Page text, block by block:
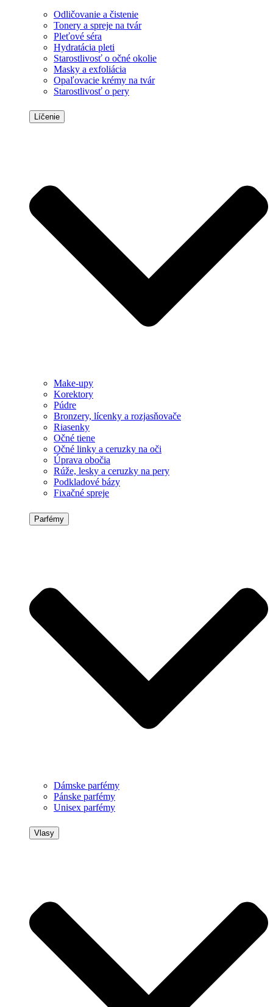
Odličovanie a čistenie
Tonery a spreje na tvár
Pleťové séra
Hydratácia pleti
Starostlivosť o očné okolie
Masky a exfoliácia
Opaľovacie krémy na tvár
Starostlivosť o pery
Líčenie
Make-upy
Korektory
Púdre
Bronzery, lícenky a rozjasňovače
Riasenky
Očné tiene
Očné linky a ceruzky na oči
Úprava obočia
Rúže, lesky a ceruzky na pery
Podkladové bázy
Fixačné spreje
Parfémy
Dámske parfémy
Pánske parfémy
Unisex parfémy
Vlasy